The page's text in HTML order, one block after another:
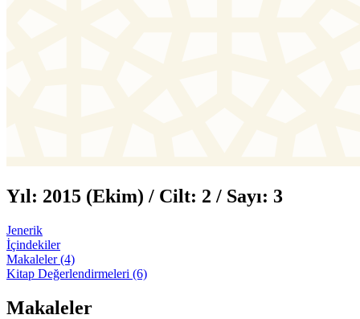
Yıl: 2015 (Ekim) / Cilt: 2 / Sayı: 3
Jenerik
İçindekiler
Makaleler (4)
Kitap Değerlendirmeleri (6)
Makaleler